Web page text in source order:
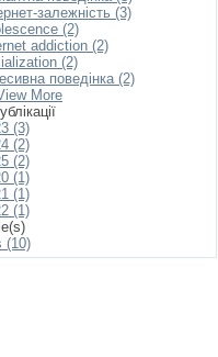
залежність (3)
(2)
addiction (2)
(2)
поведінка (2)
More
(3)
(2)
(2)
(1)
(1)
(1)
(10)